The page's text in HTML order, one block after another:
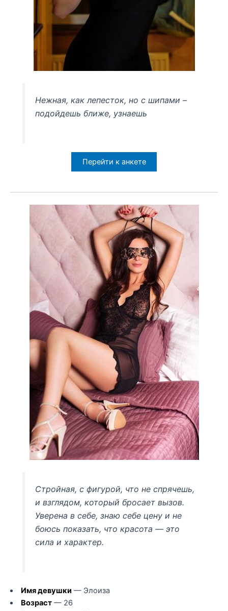
Нежная, как лепесток, но с шипами –
подойдешь ближе, узнаешь
Перейти к анкете
Стройная, с фигурой, что не спрячешь,
и взглядом, который бросает вызов.
Уверена в себе, знаю себе цену и не
боюсь показать, что красота — это
сила и характер.
Имя девушки — Элоиза
Возраст— 26